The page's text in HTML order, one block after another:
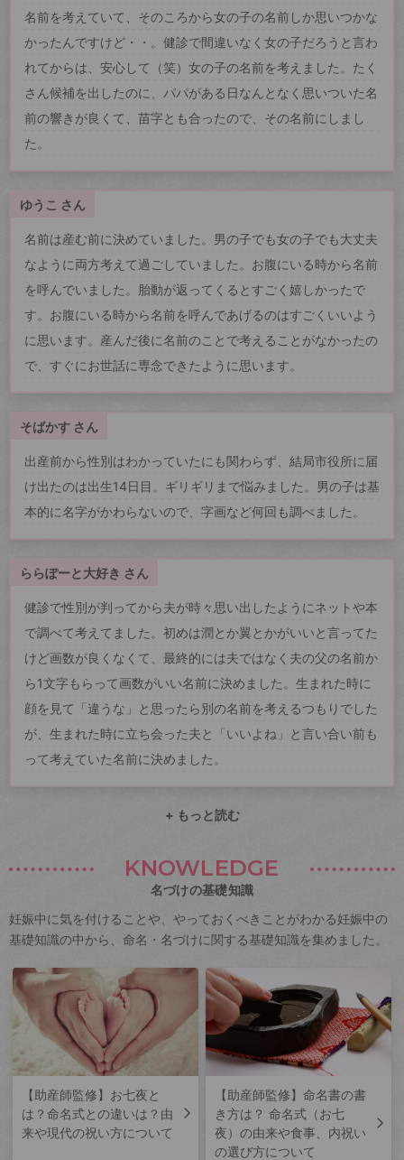
名前を考えていて、そのころから女の子の名前しか思いつかな
かったんですけど・・。健診で間違いなく女の子だろうと言わ
れてからは、安心して（笑）女の子の名前を考えました。たく
さん候補を出したのに、パパがある日なんとなく思いついた名
前の響きが良くて、苗字とも合ったので、その名前にしまし
た。
ゆうこ さん
名前は産む前に決めていました。男の子でも女の子でも大丈夫
なように両方考えて過ごしていました。お腹にいる時から名前
を呼んでいました。胎動が返ってくるとすごく嬉しかったで
す。お腹にいる時から名前を呼んであげるのはすごくいいよう
に思います。産んだ後に名前のことで考えることがなかったの
で、すぐにお世話に専念できたように思います。
そばかす さん
出産前から性別はわかっていたにも関わらず、結局市役所に届
け出たのは出生14日目。ギリギリまで悩みました。男の子は基
本的に名字がかわらないので、字画など何回も調べました。
ららぽーと大好き さん
健診で性別が判ってから夫が時々思い出したようにネットや本
で調べて考えてました。初めは潤とか翼とかがいいと言ってた
けど画数が良くなくて、最終的には夫ではなく夫の父の名前か
ら1文字もらって画数がいい名前に決めました。生まれた時に
顔を見て「違うな」と思ったら別の名前を考えるつもりでした
が、生まれた時に立ち会った夫と「いいよね」と言い合い前も
って考えていた名前に決めました。
+ もっと読む
KNOWLEDGE
名づけの基礎知識
妊娠中に気を付けることや、やっておくべきことがわかる妊娠中の
基礎知識の中から、命名・名づけに関する基礎知識を集めました。
【助産師監修】お七夜と
は？命名式との違いは？由
来や現代の祝い方について
【助産師監修】命名書の書
き方は？ 命名式（お七
夜）の由来や食事、内祝い
の選び方について